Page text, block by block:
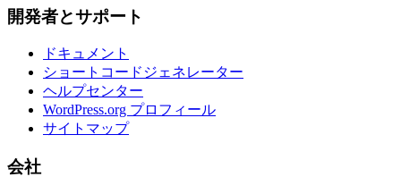
開発者とサポート
ドキュメント
ショートコードジェネレーター
ヘルプセンター
WordPress.org プロフィール
サイトマップ
会社